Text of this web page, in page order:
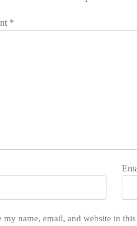
*
my name, email, and website in